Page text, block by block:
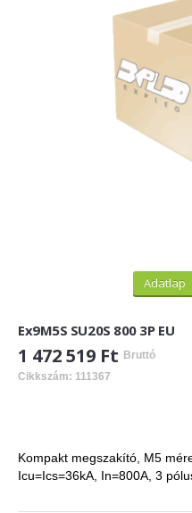
INFORMÁCIÓK
HOGYAN TUDOK ONLINE
ÁRLISTA
Adatlap
Ex9M5S SU20S 800 3P EU
1 472 519 Ft Bruttó
Cikkszám: 111367
Kompakt megszakító, M5
Icu=Ics=36kA, In=800A, 3